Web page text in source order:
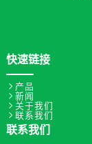
快速链接
 产品
 新闻
 关于我们
 联系我们
联系我们